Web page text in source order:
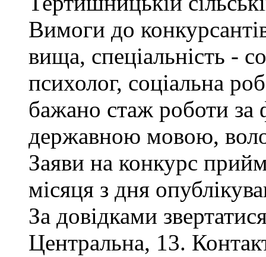
Вимоги до
вища, спеціальність -
психолог, соціальна
бажано стаж роботи за
державною мовою,
Заяви на конкурс
місяця з дня
За довідками
Центральна, 13.